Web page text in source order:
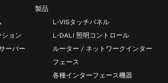
ション
ーバー
製品
L‑VISタッチパネル
L‑DALI 照明コントロール
ルーター / ネットワークインター
フェース
各種インターフェース機器